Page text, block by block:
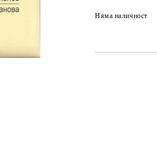
Няма наличност